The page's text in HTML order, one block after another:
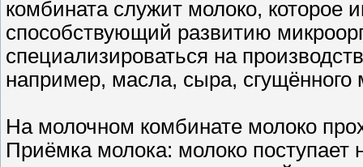
комбината служит молоко, которое
способствующий развитию
специализироваться на
например, масла, сыра, сгущённого
На молочном комбинате молоко
Приёмка молока: молоко поступает